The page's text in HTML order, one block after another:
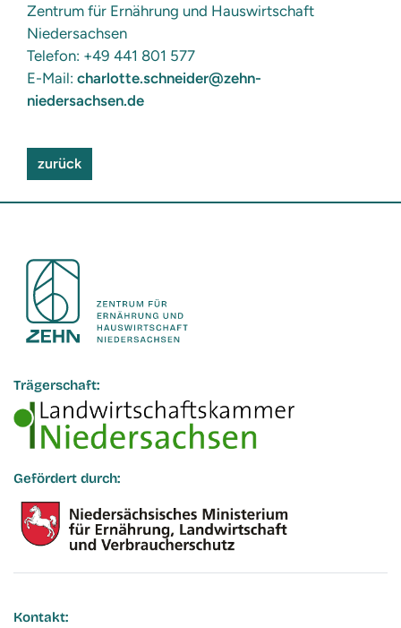
Zentrum für Ernährung und Hauswirtschaft
Niedersachsen
Telefon: +49 441 801 577
E-Mail: charlotte.schneider@zehn-
niedersachsen.de
zurück
Trägerschaft:
Gefördert durch:
Kontakt: